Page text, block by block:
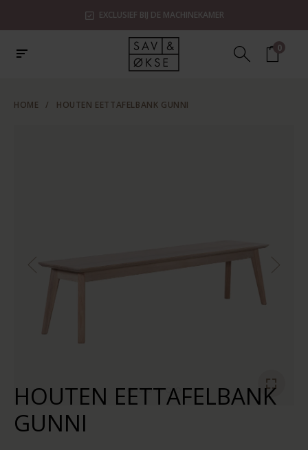
EXCLUSIEF BIJ DE MACHINEKAMER
0
HOME / HOUTEN EETTAFELBANK GUNNI
HOUTEN EETTAFELBANK
GUNNI